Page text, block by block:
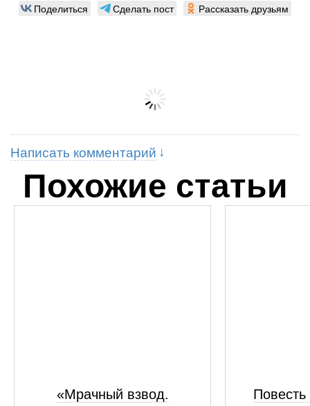
Поделиться Сделать пост Рассказать друзьям
Написать комментарий
Похожие статьи
«Мрачный взвод.